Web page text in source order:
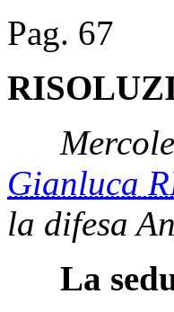
Pag. 67
Gianluca
la difesa
La